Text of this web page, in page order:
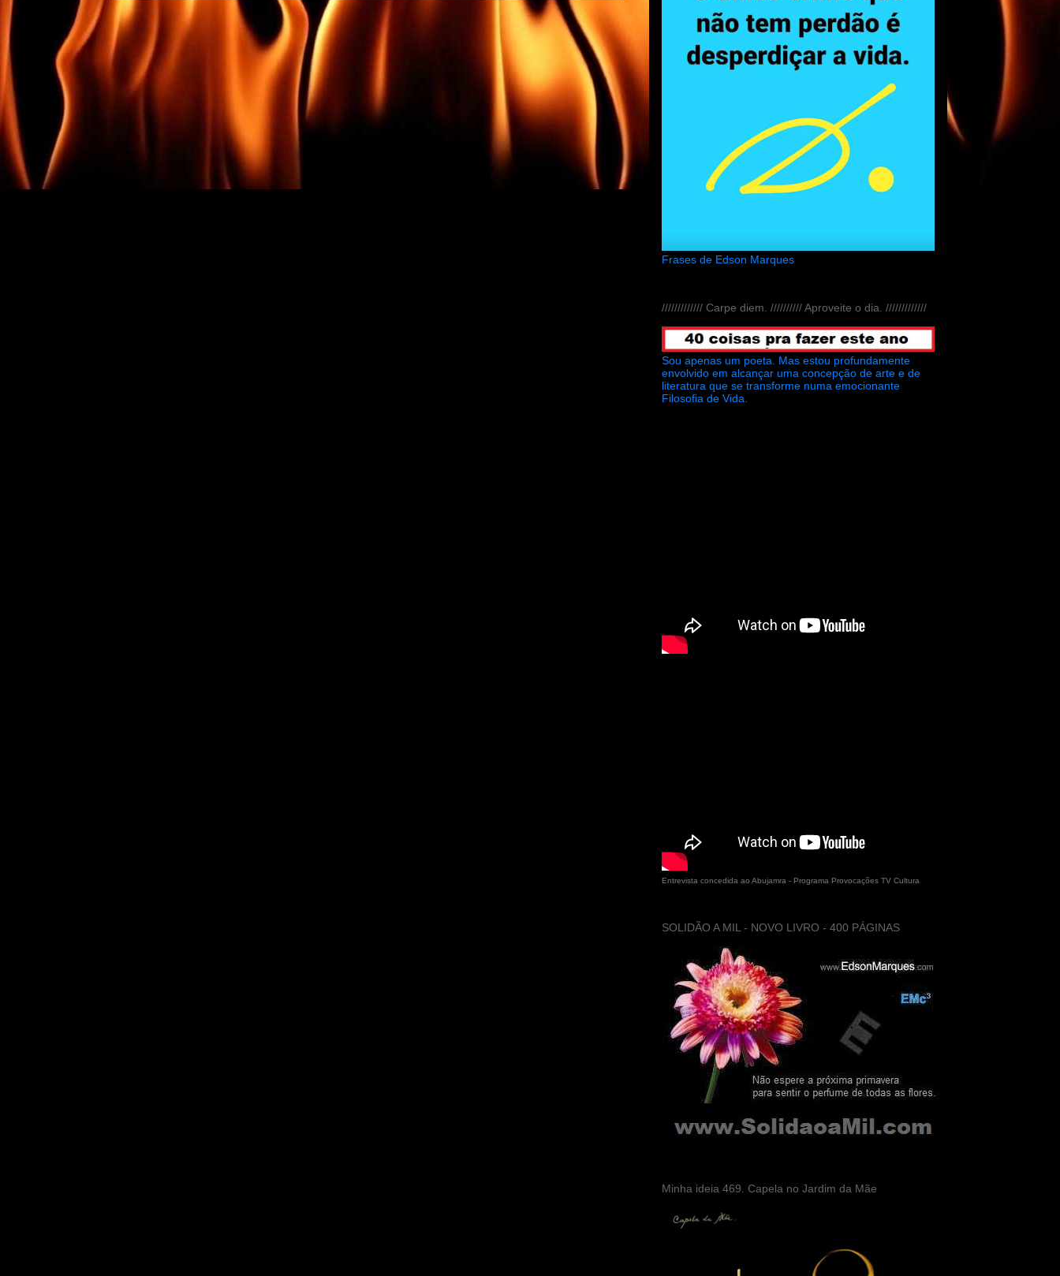
Frases de Edson Marques
///////////// Carpe diem. ////////// Aproveite o dia. /////////////
Sou apenas um poeta. Mas estou profundamente
envolvido em alcançar uma concepção de arte e de
literatura que se transforme numa emocionante
Filosofia de Vida.
Entrevista concedida ao Abujamra - Programa Provocações TV Cultura
SOLIDÃO A MIL - NOVO LIVRO - 400 PÁGINAS
Minha ideia 469. Capela no Jardim da Mãe